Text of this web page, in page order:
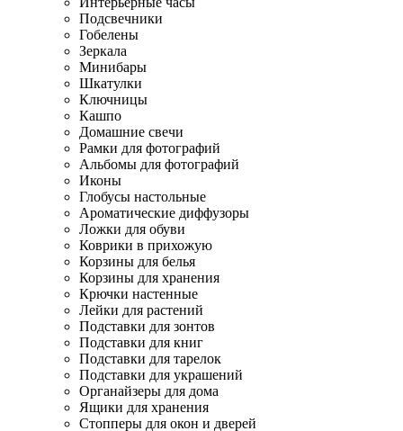
Подсвечники
Гобелены
Зеркала
Минибары
Шкатулки
Ключницы
Кашпо
Домашние свечи
Рамки для фотографий
Альбомы для фотографий
Иконы
Глобусы настольные
Ароматические диффузоры
Ложки для обуви
Коврики в прихожую
Корзины для белья
Корзины для хранения
Крючки настенные
Лейки для растений
Подставки для зонтов
Подставки для книг
Подставки для тарелок
Подставки для украшений
Органайзеры для дома
Ящики для хранения
Стопперы для окон и дверей